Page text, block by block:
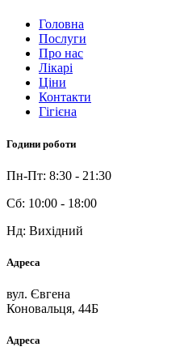
Головна
Послуги
Про нас
Лікарі
Ціни
Контакти
Гігієна
Години роботи
Пн-Пт: 8:30 - 21:30
Сб: 10:00 - 18:00
Нд: Вихідний
Адреса
вул. Євгена
Коновальця, 44Б
Адреса